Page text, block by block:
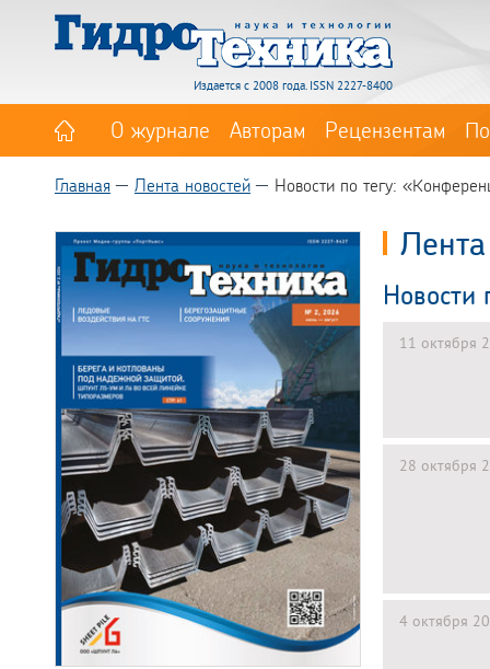
Издается с 2008 года. ISSN 2227-8400
О журнале Авторам Рецензентам
Главная Лента новостей Новости по тегу:
Новости
11 октября
28 октября
4 октября